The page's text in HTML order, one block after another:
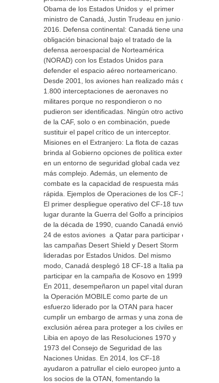
Obama de los Estados Unidos y el primer
ministro de Canadá, Justin Trudeau en junio de
2016. Defensa continental: Canadá tiene una
obligación binacional bajo el tratado de la
defensa aeroespacial de Norteamérica
(NORAD) con los Estados Unidos para
defender el espacio aéreo norteamericano.
Desde 2001, los aviones han realizado más de
1.800 interceptaciones de aeronaves no
militares porque no respondieron o no
pudieron ser identificadas. Ningún otro activo
de la CAF, solo o en combinación, puede
sustituir el papel crítico de un interceptor.
Misiones en el Extranjero: La flota de cazas
brinda al Gobierno opciones de política exterior
en un entorno de seguridad global cada vez
más complejo. Además, un elemento de
combate es la capacidad de respuesta más
rápida. Ejemplos de Operaciones de los CF-18
El primer despliegue operativo del CF-18 tuvo
lugar durante la Guerra del Golfo a principios
de la década de 1990, cuando Canadá envió
24 de estos aviones a Qatar para participar en
las campañas Desert Shield y Desert Storm
lideradas por Estados Unidos. Del mismo
modo, Canadá desplegó 18 CF-18 a Italia para
participar en la campaña de Kosovo en 1999.
En 2011, desempeñaron un papel vital durante
la Operación MOBILE como parte de un
esfuerzo liderado por la OTAN para hacer
cumplir un embargo de armas y una zona de
exclusión aérea para proteger a los civiles en
Libia en apoyo de las Resoluciones 1970 y
1973 del Consejo de Seguridad de las
Naciones Unidas. En 2014, los CF-18
ayudaron a patrullar el cielo europeo junto a
los socios de la OTAN, fomentando la